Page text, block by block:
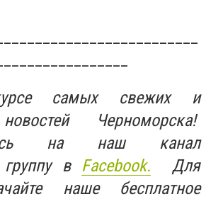
самых свежих и
Черноморска!
на наш канал
в Facebook. Для
наше бесплатное